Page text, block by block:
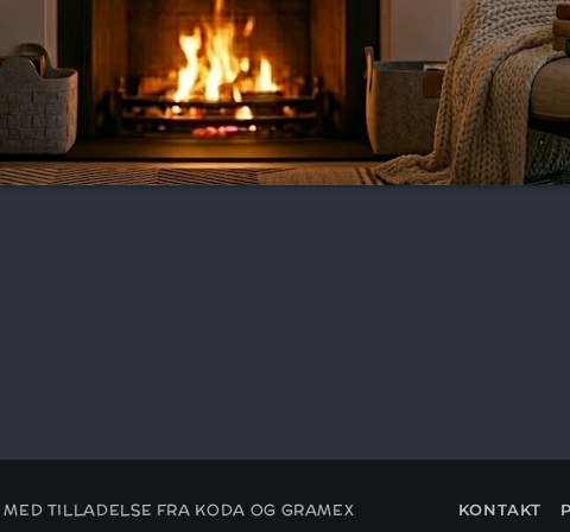
19:00 - 22:00
MAXIMUM MUSIC!
22:00 - 00:00
TILLADELSE FRA KODA OG GRAMEX KONTAKT